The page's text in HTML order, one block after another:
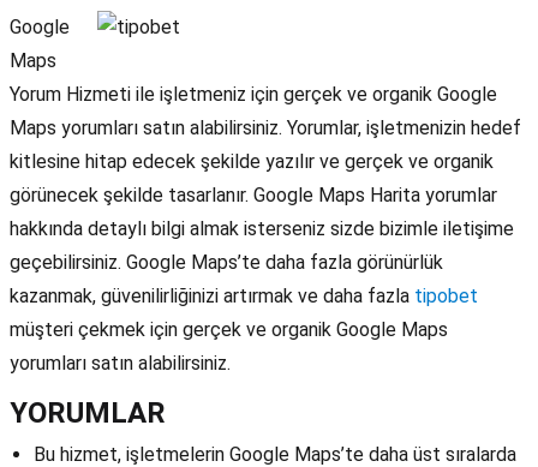
Google
Maps
Yorum Hizmeti ile işletmeniz için gerçek ve organik Google
Maps yorumları satın alabilirsiniz. Yorumlar, işletmenizin hedef
kitlesine hitap edecek şekilde yazılır ve gerçek ve organik
görünecek şekilde tasarlanır. Google Maps Harita yorumlar
hakkında detaylı bilgi almak isterseniz sizde bizimle iletişime
geçebilirsiniz. Google Maps’te daha fazla görünürlük
kazanmak, güvenilirliğinizi artırmak ve daha fazla tipobet
müşteri çekmek için gerçek ve organik Google Maps
yorumları satın alabilirsiniz.
YORUMLAR
Bu hizmet, işletmelerin Google Maps’te daha üst sıralarda